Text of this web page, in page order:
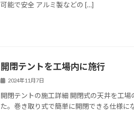
可能で安全 アルミ製などの […]
開閉テントを工場内に施行
2024年11月7日
開閉テントの施工詳細 開閉式の天井を工
た。巻き取り式で簡単に開閉できる仕様に